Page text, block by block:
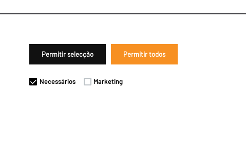
Permitir selecção Permitir todos
Necessários Marketing